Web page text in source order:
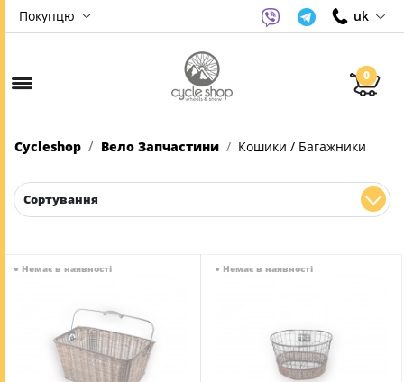
Покупцю uk
0
Cycleshop Вело Запчастини Кошики / Багажники
Сортування
● Немає в наявності ● Немає в наявності